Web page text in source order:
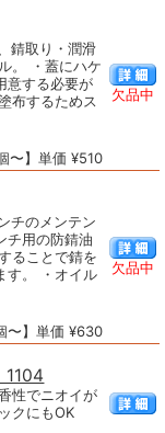
錆取り・潤滑
。 ・蓋にハケ
意する必要が
布するためス
〜】単価 ¥510
欠品中
チのメンテン
チ用の防錆油
ることで錆を
す。 ・オイル
〜】単価 ¥630
欠品中
性でニオイが
クにもOK